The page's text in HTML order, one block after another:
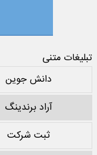
تبلیغات متنی
دانش جوین
آراد برندینگ
ثبت شرکت